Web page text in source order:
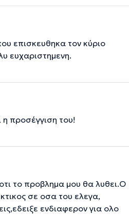
επισκευθηκα τον κύριο
ευχαριστημενη.
η προσέγγιση του!
το προβλημα μου θα λυθει.Ο
σε οσα του ελεγα,
ενδιαφερον για ολο